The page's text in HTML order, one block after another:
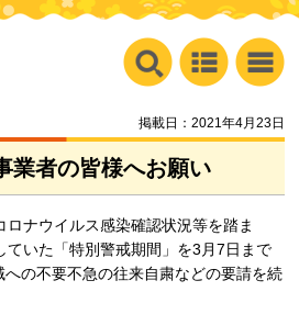
掲載日：2021年4月23日
業者の皆様へお願い
ナウイルス感染確認状況等を踏ま
ていた「特別警戒期間」を3月7日まで
の不要不急の往来自粛などの要請を続